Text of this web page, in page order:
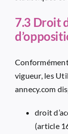
7.3 Droit
vigueur, les
annecy.com
droit
(article